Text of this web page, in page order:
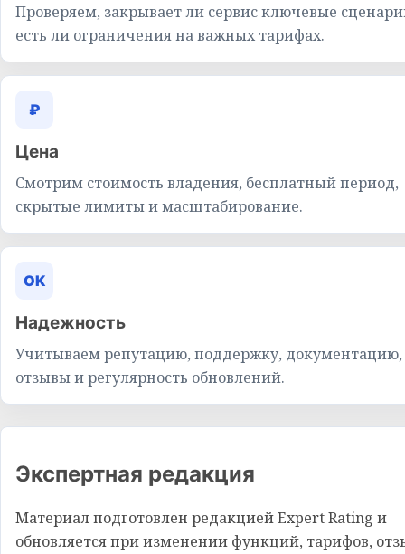
Проверяем, закрывает ли сервис ключевые
есть ли ограничения на важных тарифах.
₽
Цена
Смотрим стоимость владения, бесплатный период,
скрытые лимиты и масштабирование.
OK
Надежность
Учитываем репутацию, поддержку, документацию,
отзывы и регулярность обновлений.
Экспертная редакция
Материал подготовлен редакцией Expert Rating и
обновляется при изменении функций, тарифов,